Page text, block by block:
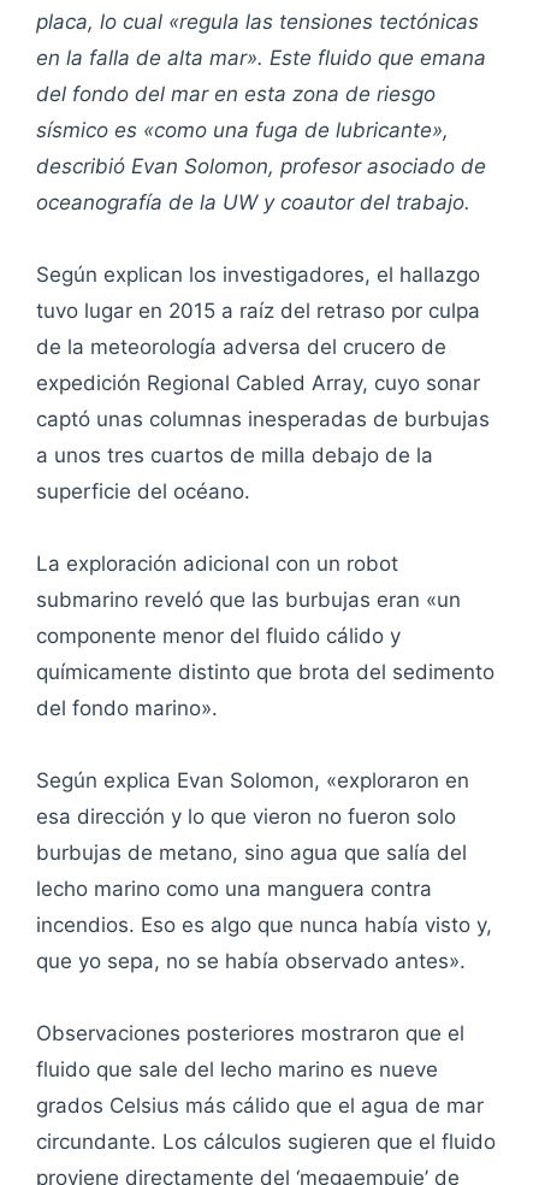
placa, lo cual «regula las tensiones tectónicas
en la falla de alta mar». Este fluido que emana
del fondo del mar en esta zona de riesgo
sísmico es «como una fuga de lubricante»,
describió Evan Solomon, profesor asociado de
oceanografía de la UW y coautor del trabajo.
Según explican los investigadores, el hallazgo
tuvo lugar en 2015 a raíz del retraso por culpa
de la meteorología adversa del crucero de
expedición Regional Cabled Array, cuyo sonar
captó unas columnas inesperadas de burbujas
a unos tres cuartos de milla debajo de la
superficie del océano.
La exploración adicional con un robot
submarino reveló que las burbujas eran «un
componente menor del fluido cálido y
químicamente distinto que brota del sedimento
del fondo marino».
Según explica Evan Solomon, «exploraron en
esa dirección y lo que vieron no fueron solo
burbujas de metano, sino agua que salía del
lecho marino como una manguera contra
incendios. Eso es algo que nunca había visto y,
que yo sepa, no se había observado antes».
Observaciones posteriores mostraron que el
fluido que sale del lecho marino es nueve
grados Celsius más cálido que el agua de mar
circundante. Los cálculos sugieren que el fluido
proviene directamente del ‘megaempuje’ de